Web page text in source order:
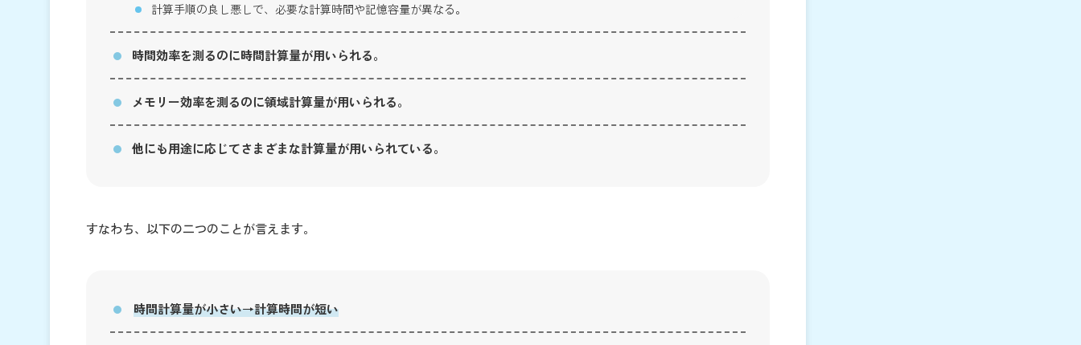
計算手順の良し悪しで、必要な計算時間や記憶容量が異なる。
時間効率を測るのに時間計算量が用いられる。
メモリー効率を測るのに領域計算量が用いられる。
他にも用途に応じてさまざまな計算量が用いられている。
すなわち、以下の二つのことが言えます。
時間計算量が小さい→計算時間が短い